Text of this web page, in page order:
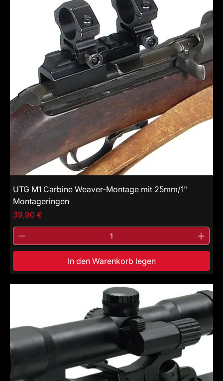
UTG M1 Carbine Weaver-Montage mit 25mm/1"
Montageringen
Price
39,90 €
In den Warenkorb legen